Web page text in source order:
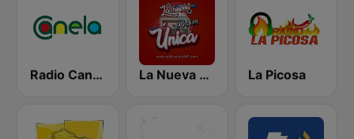
Radio Canela Guayas La Nueva Unica 94.5 FM La Picosa